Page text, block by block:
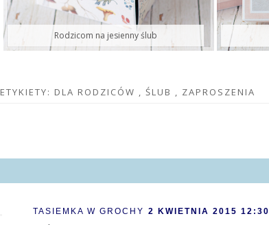
Rodzicom na jesienny ślub
ETYKIETY: DLA RODZICÓW , ŚLUB , ZAPROSZENIA
TASIEMKA W GROCHY 2 KWIETNIA 2015 12:30